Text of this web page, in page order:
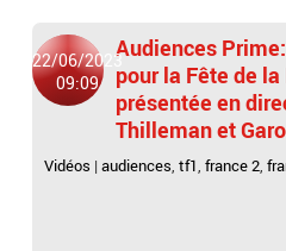
22/06/2023
09:09
Audiences
pour la Fête de
présentée en
Thilleman et
Vidéos |audiences,tf1,france 2,